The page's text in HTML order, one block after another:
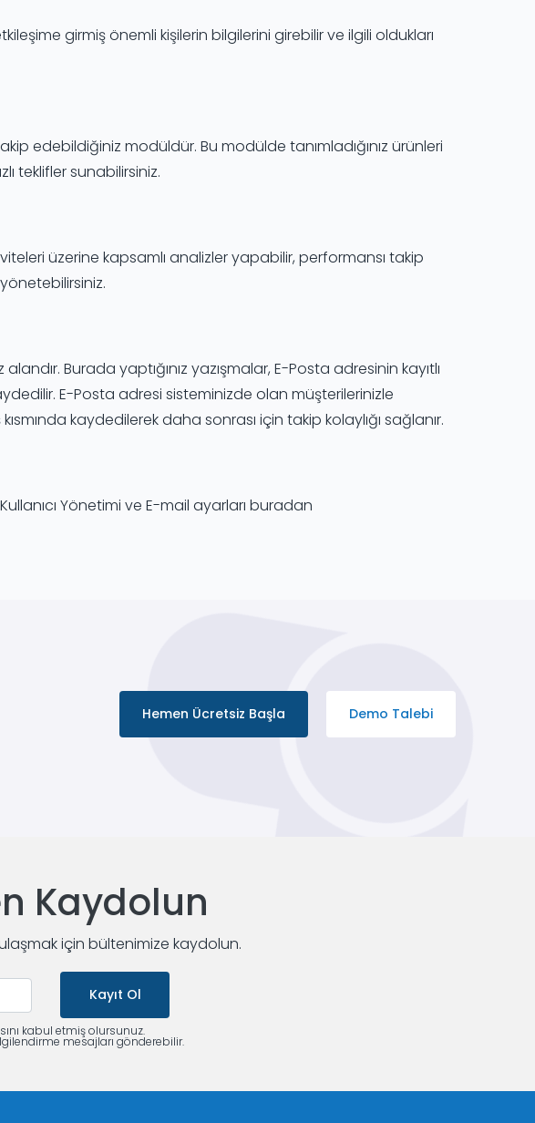
girmiş önemli kişilerin bilgilerini girebilir ve ilgili oldukları
edebildiğiniz modüldür. Bu modülde tanımladığınız ürünleri
teklifler sunabilirsiniz.
üzerine kapsamlı analizler yapabilir, performansı takip
Burada yaptığınız yazışmalar, E-Posta adresinin kayıtlı
E-Posta adresi sisteminizde olan müşterilerinizle
kaydedilerek daha sonrası için takip kolaylığı sağlanır.
Yönetimi ve E-mail ayarları buradan
Hemen Ücretsiz Başla Demo Talebi
Kaydolun
için bültenimize kaydolun.
Kayıt Ol
kabul etmiş olursunuz.
mesajları gönderebilir.